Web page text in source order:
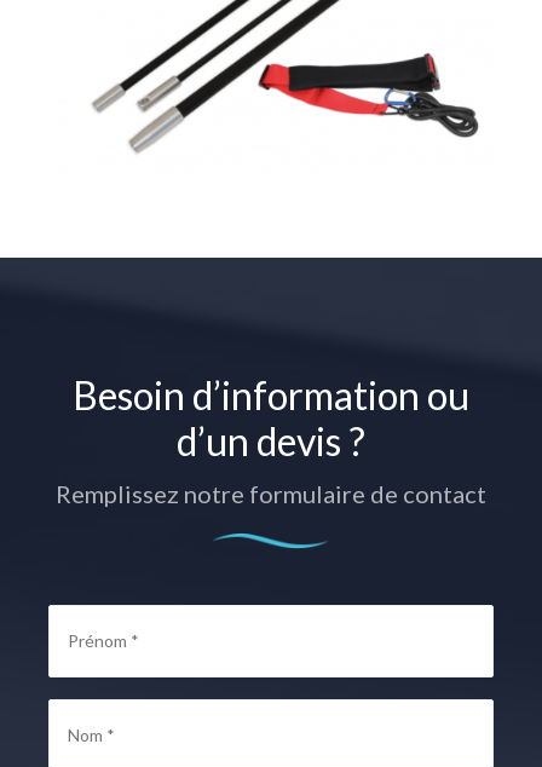
Besoin d’information ou
d’un devis ?
Remplissez notre formulaire de contact